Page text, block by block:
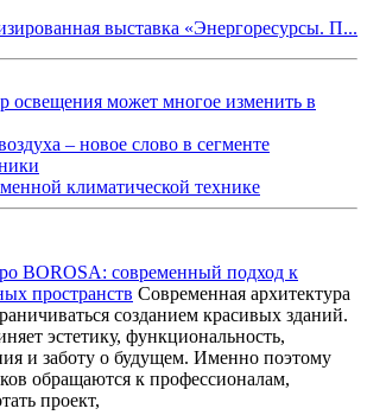
выставка «Энергоресурсы. П...
освещения может многое изменить в
– новое слово в сегменте
климатической технике
BOROSA: современный подход к
пространств Современная архитектура
созданием красивых зданий.
эстетику, функциональность,
и заботу о будущем. Именно поэтому
обращаются к профессионалам,
проект,